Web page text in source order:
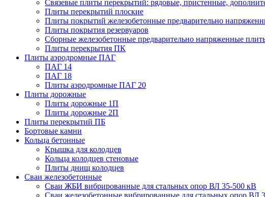
Связевые плиты перекрытий: рядовые, пристенные,
Плиты перекрытий плоские
Плиты покрытий железобетонные предварительно
Плиты покрытия резервуаров
Сборные железобетонные предварительно напряженные
Плиты перекрытия ПК
Плиты аэродромные ПАГ
ПАГ 14
ПАГ 18
Плиты аэродромные ПАГ 20
Плиты дорожные
Плиты дорожные 1П
Плиты дорожные 2П
Плиты перекрытий ПБ
Бортовые камни
Кольца бетонные
Крышка для колодцев
Кольца колодцев стеновые
Плиты днищ колодцев
Сваи железобетонные
Сваи ЖБИ вибрированные для стальных опор ВЛ 35-500 кВ
Сваи железобетонные вибрированные для стальных опор ВЛ